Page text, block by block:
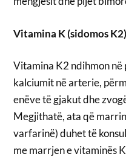
Vitamina K (sidomos K2)
Vitamina K2 ndihmon
kalciumit në arterie,
enëve të gjakut dhe
Megjithatë, ata që
varfarinë) duhet të
me marrjen e vitaminës